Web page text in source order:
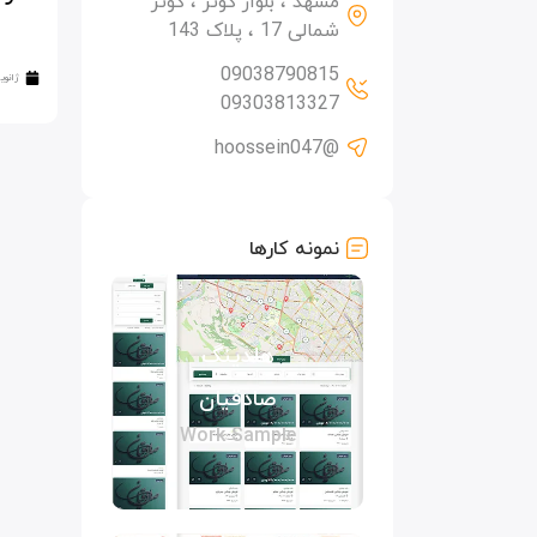
ژانویه 6,
شمالی 17 ، پلاک 143
09038790815
09303813327
@hoossein047
نمونه کارها
هلدینگ
صادقیان
Work Sample